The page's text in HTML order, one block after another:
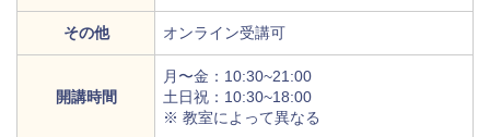
その他 オンライン受講可
開講時間
月〜金：10:30~21:00
土日祝：10:30~18:00
※ 教室によって異なる